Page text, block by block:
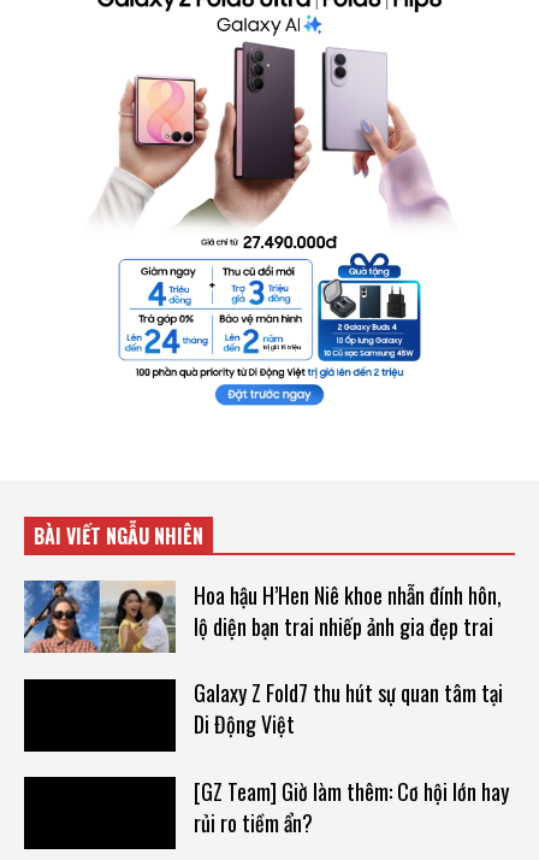
BÀI VIẾT NGẪU NHIÊN
Hoa hậu H’Hen Niê khoe nhẫn đính hôn,
lộ diện bạn trai nhiếp ảnh gia đẹp trai
Galaxy Z Fold7 thu hút sự quan tâm tại
Di Động Việt
[GZ Team] Giờ làm thêm: Cơ hội lớn hay
rủi ro tiềm ẩn?